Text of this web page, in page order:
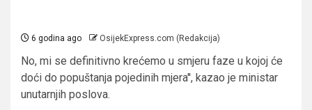
6 godina ago OsijekExpress.com (Redakcija)
No, mi se definitivno krećemo u smjeru faze u kojoj će
doći do popuštanja pojedinih mjera'', kazao je ministar
unutarnjih poslova.